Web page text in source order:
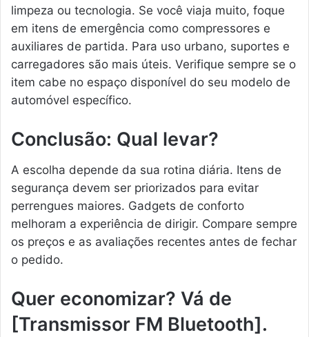
limpeza ou tecnologia. Se você viaja muito, foque
em itens de emergência como compressores e
auxiliares de partida. Para uso urbano, suportes e
carregadores são mais úteis. Verifique sempre se o
item cabe no espaço disponível do seu modelo de
automóvel específico.
Conclusão: Qual levar?
A escolha depende da sua rotina diária. Itens de
segurança devem ser priorizados para evitar
perrengues maiores. Gadgets de conforto
melhoram a experiência de dirigir. Compare sempre
os preços e as avaliações recentes antes de fechar
o pedido.
Quer economizar? Vá de
[Transmissor FM Bluetooth].